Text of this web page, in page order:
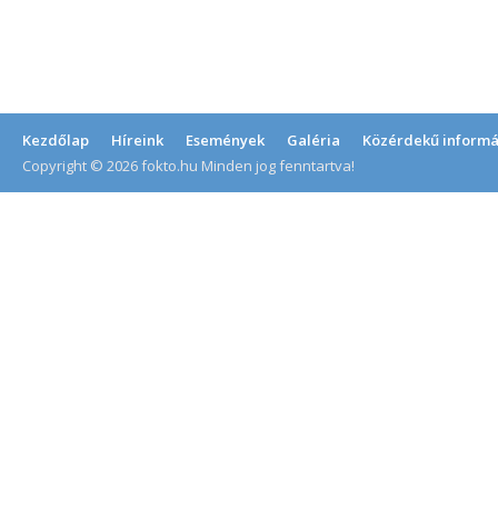
Kezdőlap Híreink Események Galéria
Közérdekű
Copyright © 2026 fokto.hu Minden jog fenntartva!